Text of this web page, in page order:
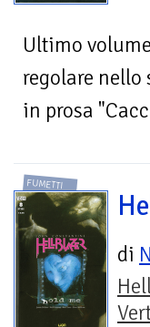
Ultimo
regolare nello
in prosa
FUMETTI
di